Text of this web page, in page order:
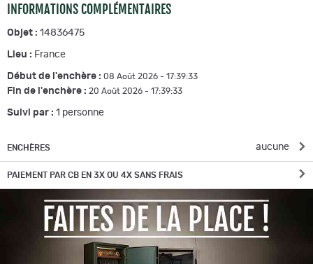
INFORMATIONS COMPLÉMENTAIRES
Objet : 14836475
Lieu : France
Début de l'enchère : 08 Août 2026 - 17:39:33
Fin de l'enchère : 20 Août 2026 - 17:39:33
Suivi par : 1 personne
ENCHÈRES aucune
PAIEMENT PAR CB EN 3X OU 4X SANS FRAIS